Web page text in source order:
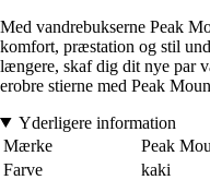
Med vandrebukserne Peak
komfort, præstation og stil
længere, skaf dig dit nye par
erobre stierne med Peak
Yderligere information
Mærke
Peak
Farve
kaki